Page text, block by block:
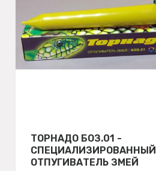
ТОРНАДО БОЗ.01 -
СПЕЦИАЛИЗИРОВАННЫЙ
ОТПУГИВАТЕЛЬ ЗМЕЙ